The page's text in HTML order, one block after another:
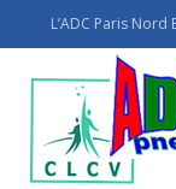
L’ADC Paris